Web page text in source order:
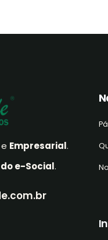
e Empresarial.
e-Social.